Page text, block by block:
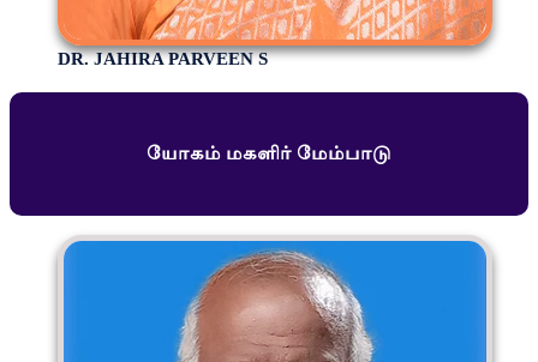
DR. JAHIRA PARVEEN S
யோகம் மகளிர் மேம்பாடு